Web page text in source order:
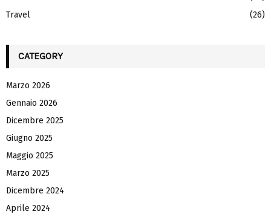
Travel
(26)
CATEGORY
Marzo 2026
Gennaio 2026
Dicembre 2025
Giugno 2025
Maggio 2025
Marzo 2025
Dicembre 2024
Aprile 2024